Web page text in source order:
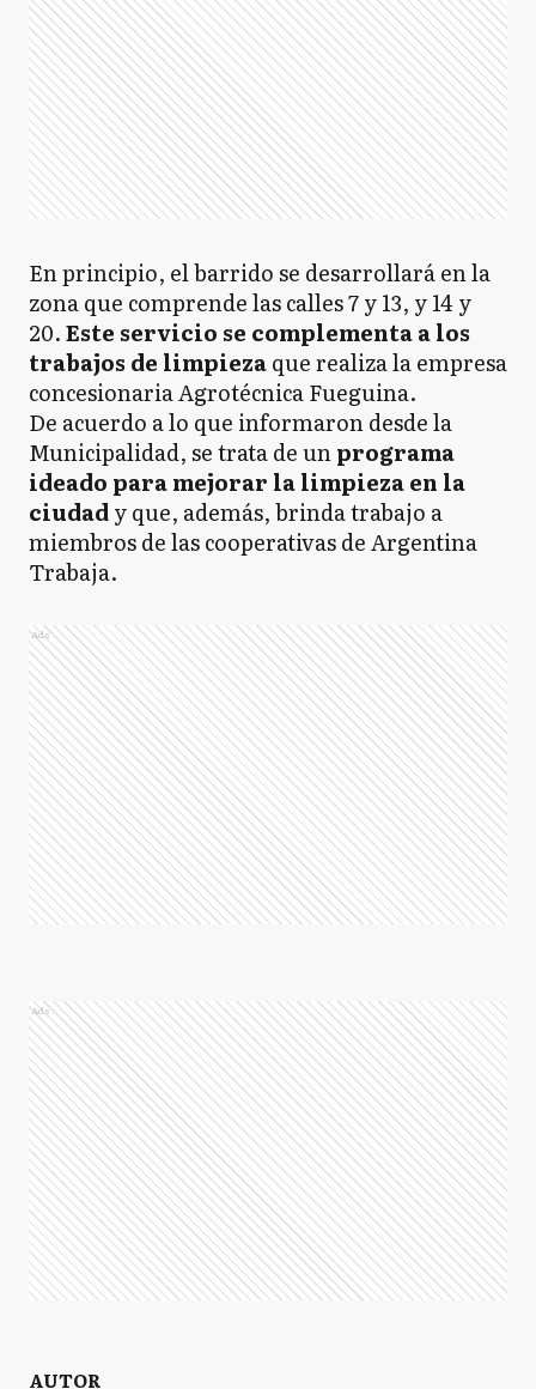
En principio, el barrido se desarrollará en la
zona que comprende las calles 7 y 13, y 14 y
20.Este servicio se complementa a los
trabajos de limpiezaque realiza la empresa
concesionaria Agrotécnica Fueguina.
De acuerdo a lo que informaron desde la
Municipalidad, se trata de unprograma
ideado para mejorar la limpieza en la
ciudady que, además, brinda trabajo a
miembros de las cooperativas de Argentina
Trabaja.
Ads
Ads
AUTOR